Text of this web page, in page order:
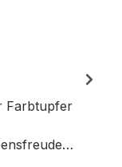
Farbtupfer